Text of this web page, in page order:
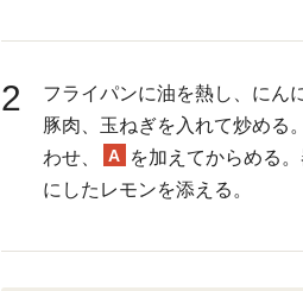
2
フライパンに油を熱し、にん
豚肉、玉ねぎを入れて炒める
わせ、
A
を加えてからめる
にしたレモンを添える。